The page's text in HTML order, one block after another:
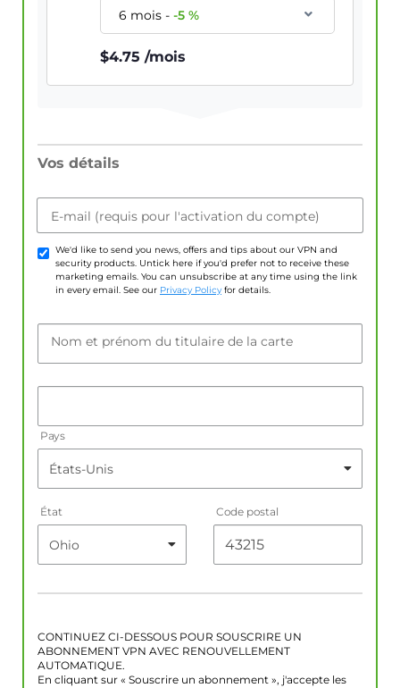
6 mois--5 %
$4.75 /mois
Vos détails
E-mail (requis pour l'activation du compte)
We'd like to send you news, offers and tips about our VPN and
security products. Untick here if you'd prefer not to receive these
marketing emails. You can unsubscribe at any time using the link
in every email. See our Privacy Policy for details.
Nom et prénom du titulaire de la carte
Pays
État Code postal
CONTINUEZ CI-DESSOUS POUR SOUSCRIRE UN
ABONNEMENT VPN AVEC RENOUVELLEMENT
AUTOMATIQUE.
En cliquant sur « Souscrire un abonnement », j'accepte les